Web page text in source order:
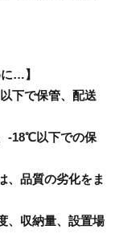
…】
下で保管、配送
-18℃以下での保
、品質の劣化をま
、収納量、設置場